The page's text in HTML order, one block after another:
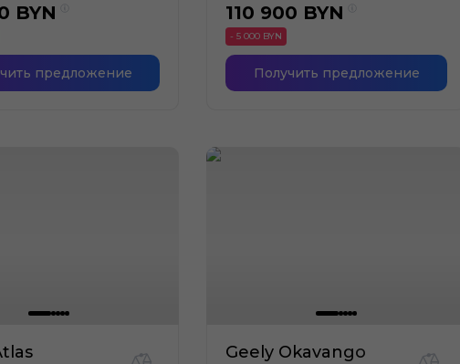
BYN
предложение
110 900 BYN
- 5 000 BYN
Получить предложение
Geely Okavango